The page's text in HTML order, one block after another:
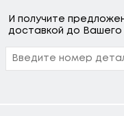
И получите
доставкой до Вашего